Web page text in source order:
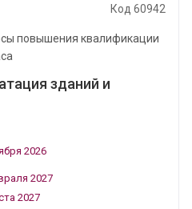
Код 60942
повышения квалификации
зданий и
2026
2027
2027